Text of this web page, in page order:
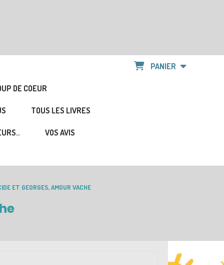
DE COEUR
TOUS LES LIVRES
VOS AVIS
PANIER
ET GEORGES, AMOUR VACHE